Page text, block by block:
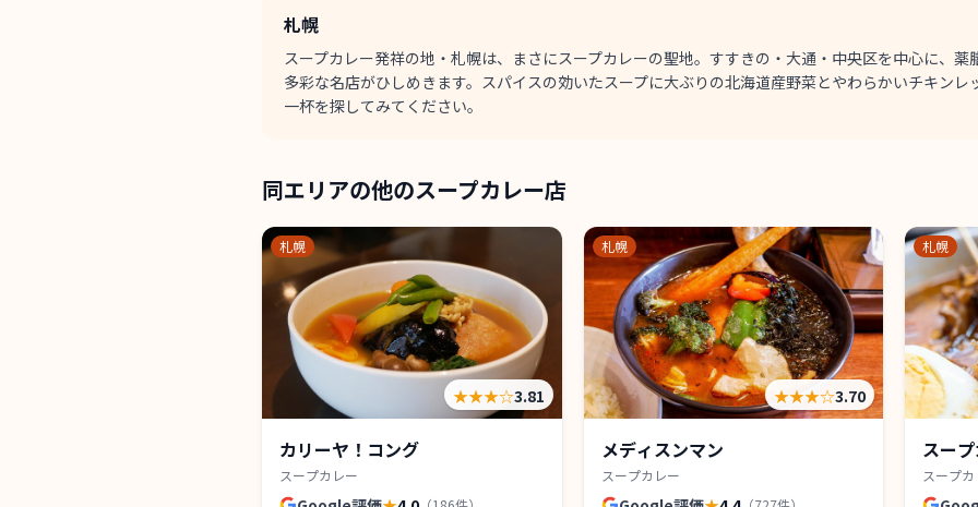
札幌
スープカレー発祥の地・札幌は、まさにスープカレーの聖地。すすきの・大通・中央区を中心に、
多彩な名店がひしめきます。スパイスの効いたスープに大ぶりの北海道産野菜とやわらかいチキン
一杯を探してみてください。
同エリアの他のスープカレー店
札幌
★★★☆3.81
カリーヤ！コング
スープカレー
札幌
★★★☆3.70
メディスンマン
スープカレー
札幌
スー
スープ